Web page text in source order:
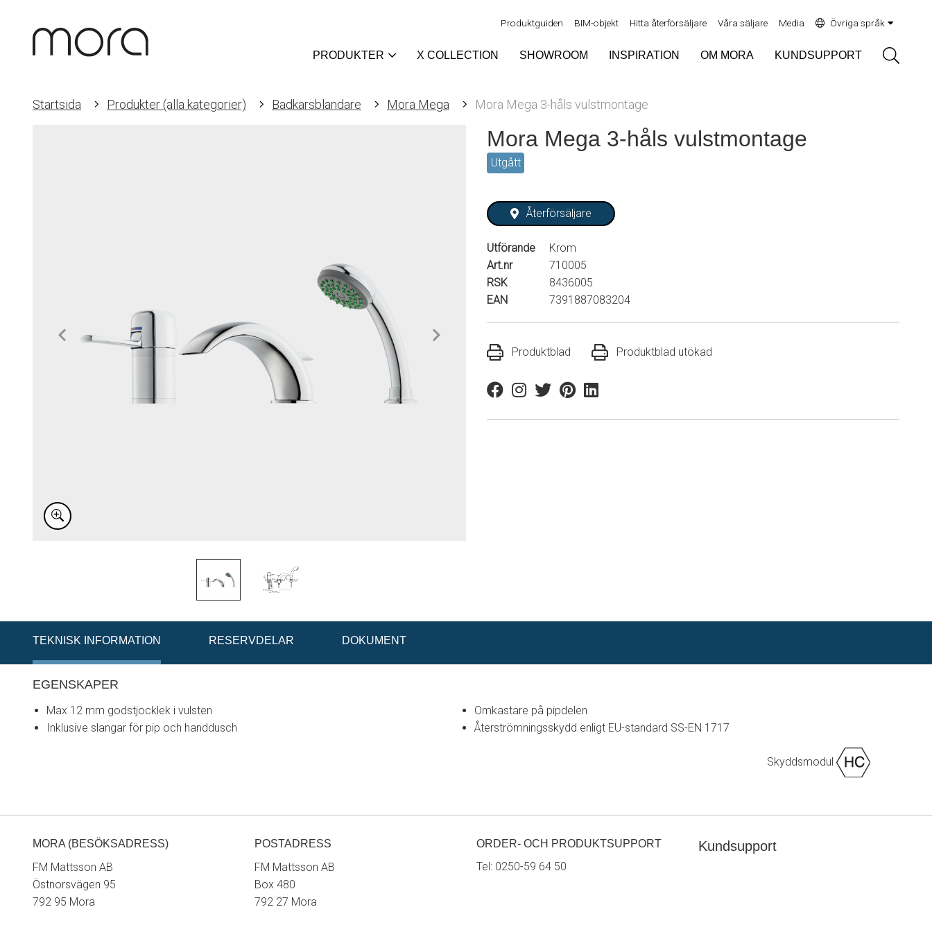
Produktguiden BIM-objekt Hitta återförsäljare Våra säljare Media Övriga språk
PRODUKTER X COLLECTION SHOWROOM INSPIRATION OM MORA KUNDSUPPORT
Startsida Produkter (alla kategorier) Badkarsblandare Mora Mega Mora Mega 3-håls vulstmontage
Mora Mega 3-håls vulstmontage
Utgått
Återförsäljare
Utförande
Krom
Art.nr
710005
RSK
8436005
EAN
7391887083204
Produktblad Produktblad utökad
FacebookInstagram
TwitterPinterestLinkedin
TEKNISK INFORMATION RESERVDELAR DOKUMENT
EGENSKAPER
Max 12 mm godstjocklek i vulsten
Inklusive slangar för pip och handdusch
Omkastare på pipdelen
Återströmningsskydd enligt EU-standard SS-EN 1717
Skyddsmodul
MORA (BESÖKSADRESS)
FM Mattsson AB
Östnorsvägen 95
792 95 Mora
POSTADRESS
FM Mattsson AB
Box 480
792 27 Mora
ORDER- OCH PRODUKTSUPPORT
Tel: 0250-59 64 50
Kundsupport